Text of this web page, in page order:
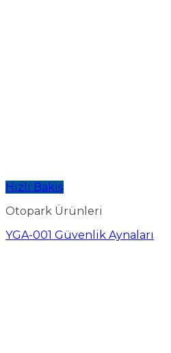
Hızlı Bakış
Otopark Ürünleri
YGA-001 Güvenlik Aynaları